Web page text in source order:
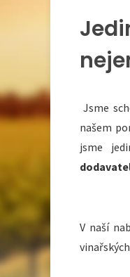
Jsme
našem
jsme
V naší